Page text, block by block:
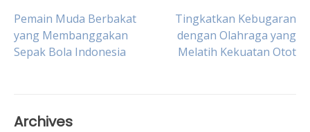
Post
navigation
Pemain Muda Berbakat
yang Membanggakan
Sepak Bola Indonesia
Tingkatkan Kebugaran
dengan Olahraga yang
Melatih Kekuatan Otot
Archives